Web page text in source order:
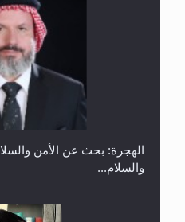
إتمام حفظ القرآن الكريم
الهجرة: بحث عن الأمن
والسلام...